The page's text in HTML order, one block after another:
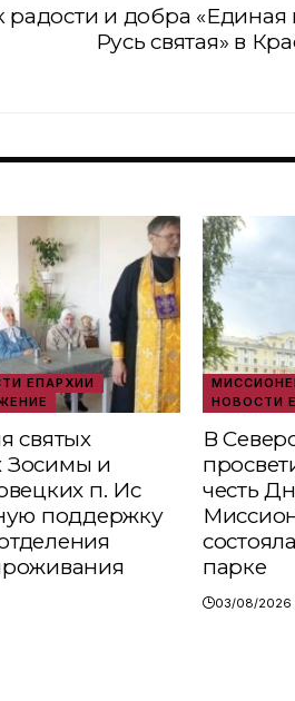
радости и добра «Единая
Русь святая» в
ЕПАРХИИ
святых
Зосимы и
п. Ис
поддержку
НОВОСТИ
В
честь
парке
03/08/2026